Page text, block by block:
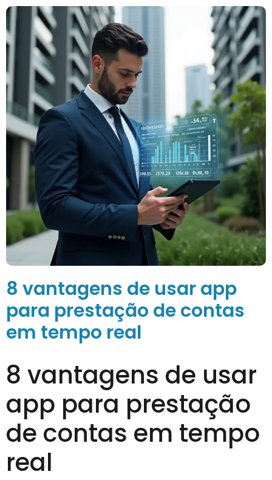
8 vantagens de usar app
para prestação de contas
em tempo real
8 vantagens de usar
app para prestação
de contas em tempo
real